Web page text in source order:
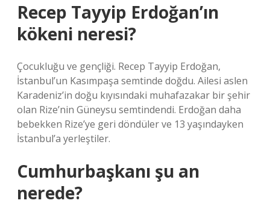
Recep Tayyip Erdoğan’ın
kökeni neresi?
Çocukluğu ve gençliği. Recep Tayyip Erdoğan,
İstanbul’un Kasımpaşa semtinde doğdu. Ailesi aslen
Karadeniz’in doğu kıyısındaki muhafazakar bir şehir
olan Rize’nin Güneysu semtindendi. Erdoğan daha
bebekken Rize’ye geri döndüler ve 13 yaşındayken
İstanbul’a yerleştiler.
Cumhurbaşkanı şu an
nerede?